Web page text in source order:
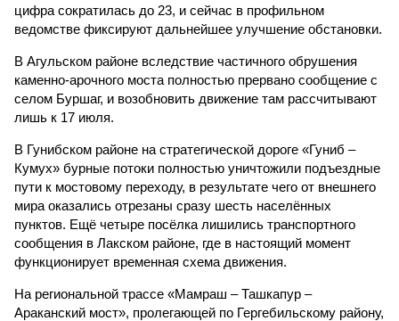
цифра сократилась до 23, и сейчас в профильном
ведомстве фиксируют дальнейшее улучшение обстановки.
В Агульском районе вследствие частичного обрушения
каменно-арочного моста полностью прервано сообщение с
селом Буршаг, и возобновить движение там рассчитывают
лишь к 17 июля.
В Гунибском районе на стратегической дороге «Гуниб –
Кумух» бурные потоки полностью уничтожили подъездные
пути к мостовому переходу, в результате чего от внешнего
мира оказались отрезаны сразу шесть населённых
пунктов. Ещё четыре посёлка лишились транспортного
сообщения в Лакском районе, где в настоящий момент
функционирует временная схема движения.
На региональной трассе «Мамраш – Ташкапур –
Араканский мост», пролегающей по Гергебильскому району,